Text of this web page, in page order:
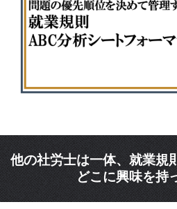
他の社労士は一体、就業規
どこに興味を持